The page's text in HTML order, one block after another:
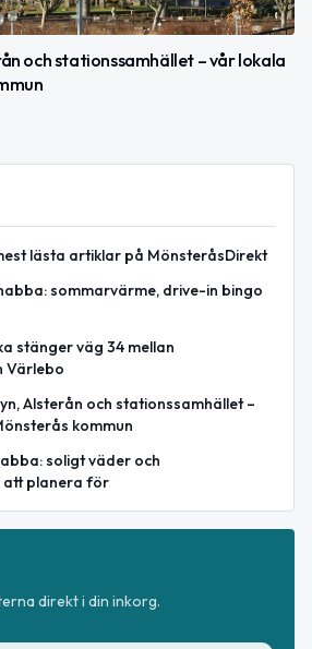
och stationssamhället – vår lokala
lästa artiklar på MönsteråsDirekt
sommarvärme, drive-in bingo
stänger väg 34 mellan
Värlebo
Alsterån och stationssamhället –
kommun
soligt väder och
att planera för
direkt i din inkorg.